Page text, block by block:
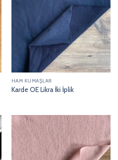
HAM KUMAŞLAR
Karde OE Likra İki İplik